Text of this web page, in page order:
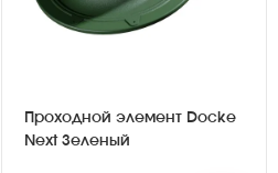
Проходной элемент Docke
Next Зеленый